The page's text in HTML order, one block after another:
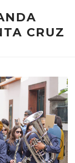
CRUZ